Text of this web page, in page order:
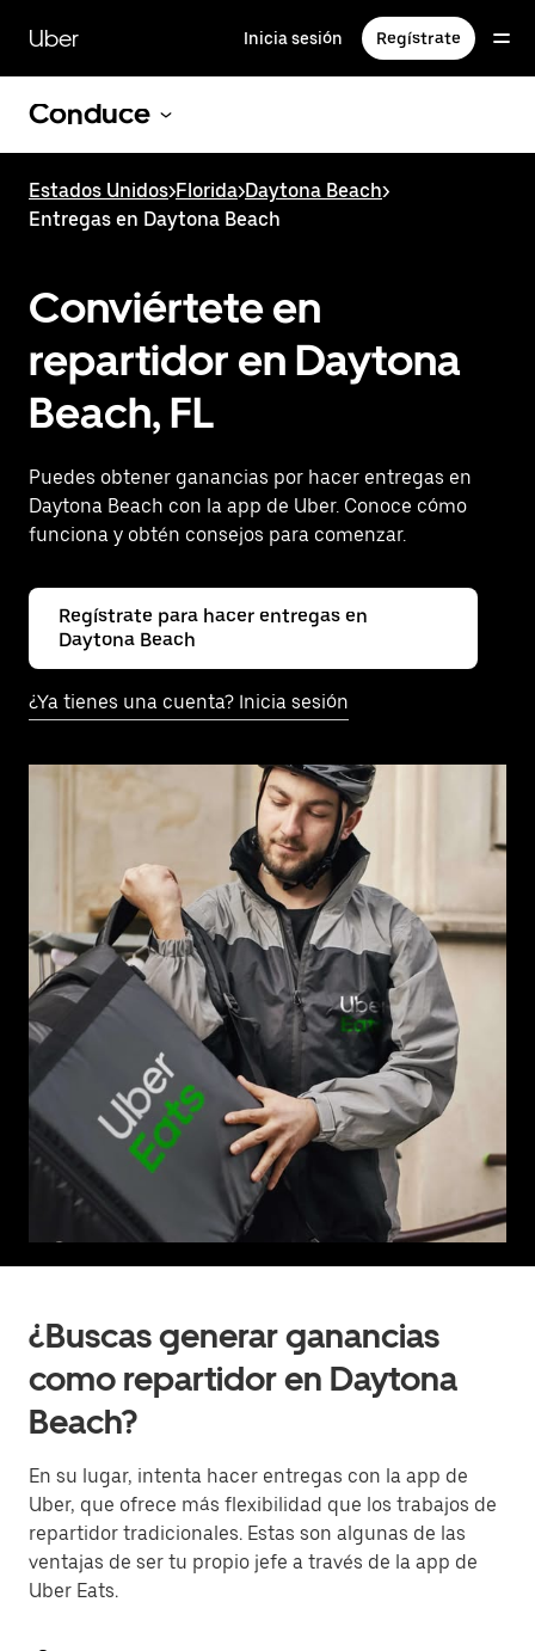
contenido
principal
Uber Inicia sesión Regístrate
Conduce
Estados Unidos>Florida>Daytona Beach>
Entregas en Daytona Beach
Conviértete en
repartidor en Daytona
Beach, FL
Puedes obtener ganancias por hacer entregas en
Daytona Beach con la app de Uber. Conoce cómo
funciona y obtén consejos para comenzar.
Regístrate para hacer entregas en
Daytona Beach
¿Ya tienes una cuenta? Inicia sesión
¿Buscas generar ganancias
como repartidor en Daytona
Beach?
En su lugar, intenta hacer entregas con la app de
Uber, que ofrece más flexibilidad que los trabajos de
repartidor tradicionales. Estas son algunas de las
ventajas de ser tu propio jefe a través de la app de
Uber Eats.